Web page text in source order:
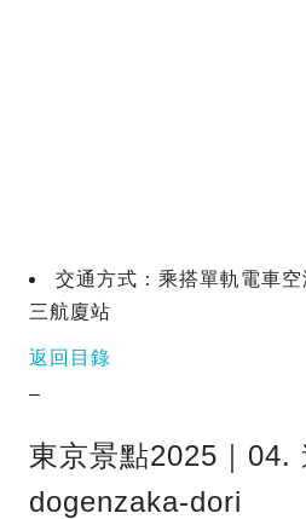
交通方式：乘搭單軌電車
三航廈站
返回目錄
–
東京景點2025｜04.
dogenzaka-dori